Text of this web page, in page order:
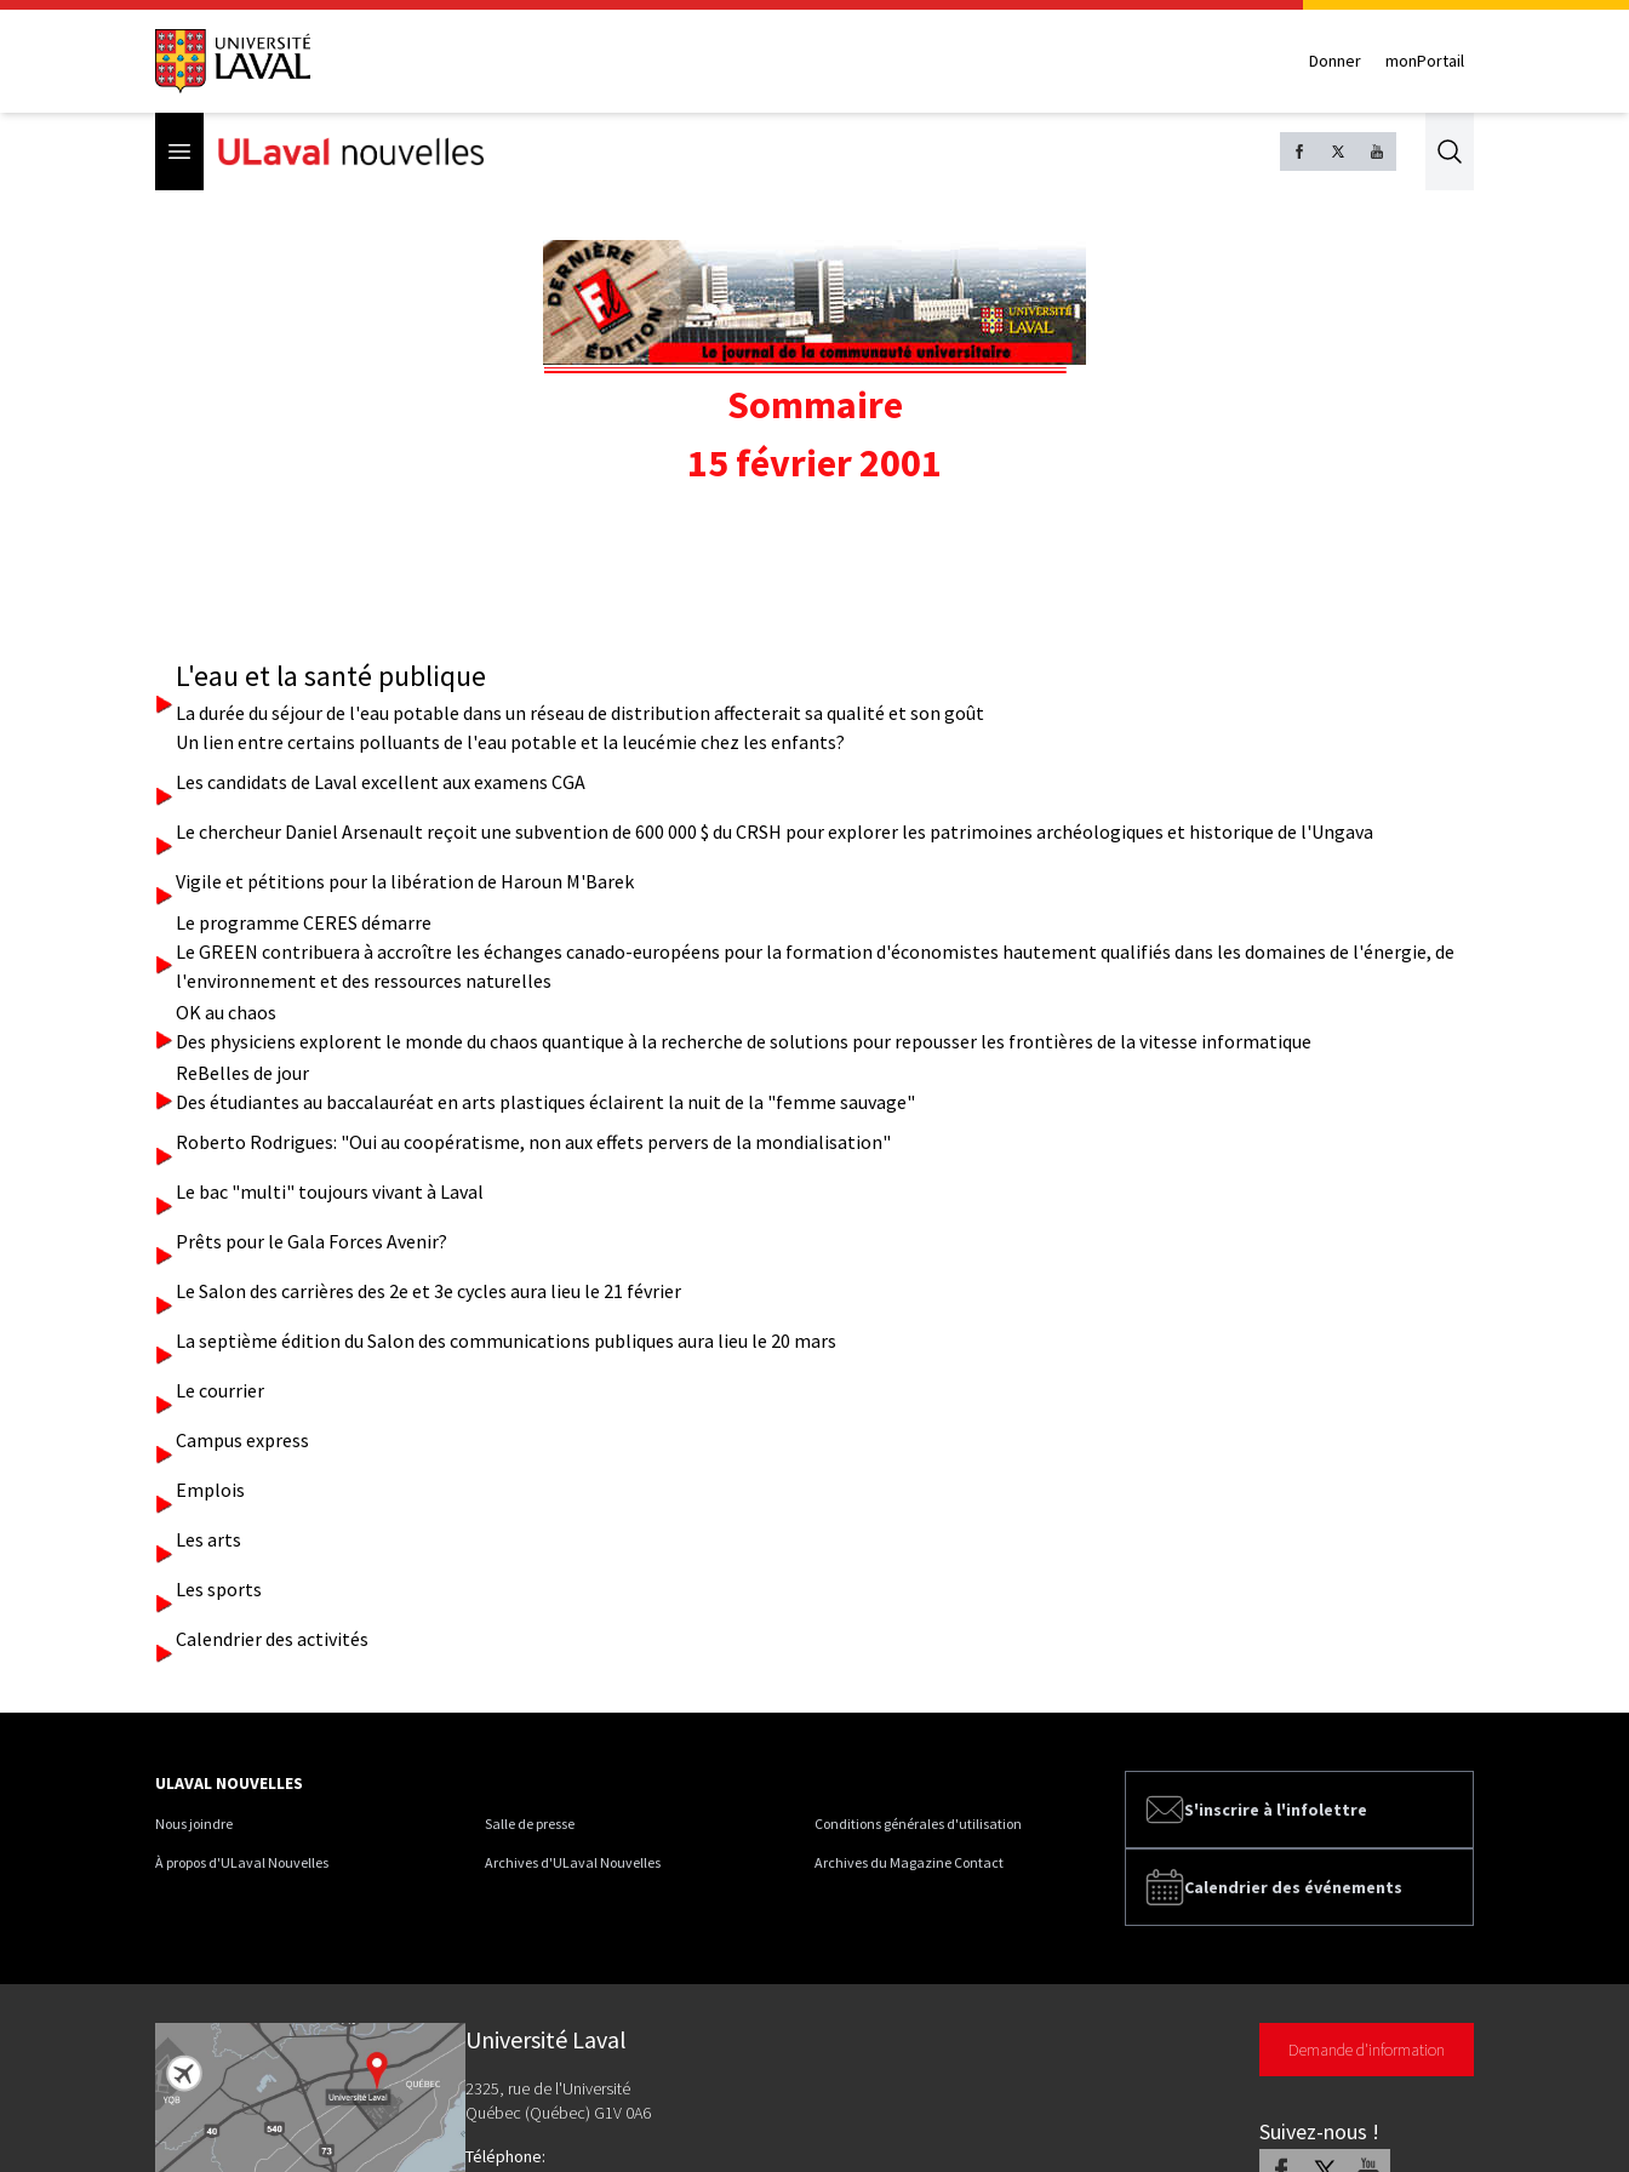
Donner monPortail
Open menu Search
Sommaire
15 février 2001
L'eau et la santé publique
La durée du séjour de l'eau potable dans un réseau de distribution affecterait sa qualité et son goût
Un lien entre certains polluants de l'eau potable et la leucémie chez les enfants?
Les candidats de Laval excellent aux examens CGA
Le chercheur Daniel Arsenault reçoit une subvention de 600 000 $ du CRSH pour explorer les patrimoines archéologiques et historique de l'Ungava
Vigile et pétitions pour la libération de Haroun M'Barek
Le programme CERES démarre
Le GREEN contribuera à accroître les échanges canado-européens pour la formation d'économistes hautement qualifiés dans les domaines de l'énergie, de
l'environnement et des ressources naturelles
OK au chaos
Des physiciens explorent le monde du chaos quantique à la recherche de solutions pour repousser les frontières de la vitesse informatique
ReBelles de jour
Des étudiantes au baccalauréat en arts plastiques éclairent la nuit de la "femme sauvage"
Roberto Rodrigues: "Oui au coopératisme, non aux effets pervers de la mondialisation"
Le bac "multi" toujours vivant à Laval
Prêts pour le Gala Forces Avenir?
Le Salon des carrières des 2e et 3e cycles aura lieu le 21 février
La septième édition du Salon des communications publiques aura lieu le 20 mars
Le courrier
Campus express
Emplois
Les arts
Les sports
Calendrier des activités
S'inscrire à l'infolettre
Calendrier des événements
ULAVAL NOUVELLES
Nous joindre Salle de presse Conditions générales d'utilisation
À propos d'ULaval Nouvelles Archives d'ULaval Nouvelles Archives du Magazine Contact
Université Laval
2325, rue de l'Université
Québec (Québec) G1V 0A6
Téléphone:
Demande d'information
Suivez-nous !
Facebook Youtube